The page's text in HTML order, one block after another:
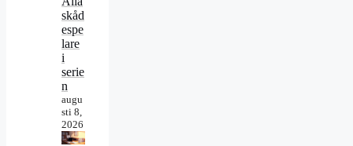
skåd
espe
lare
i
serie
n
augu
sti 8,
2026